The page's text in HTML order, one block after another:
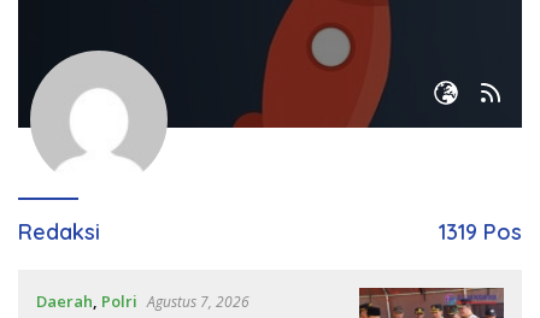
Redaksi 1319 Pos
Daerah, Polri Agustus 7, 2026